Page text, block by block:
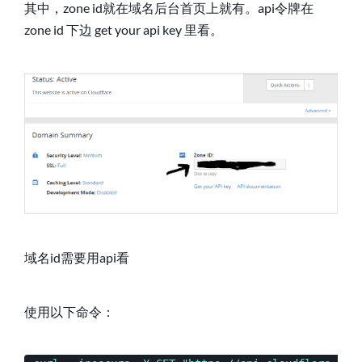
其中，zone id就在域名后台首页上就有。api令牌在
zone id 下边 get your api key 里看。
域名id需要用api看
使用以下命令：